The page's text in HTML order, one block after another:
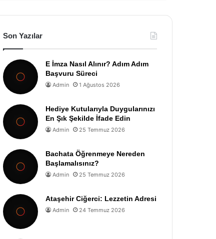
Son Yazılar
E İmza Nasıl Alınır? Adım Adım
Başvuru Süreci
Admin 1 Ağustos 2026
Hediye Kutularıyla Duygularınızı
En Şık Şekilde İfade Edin
Admin 25 Temmuz 2026
Bachata Öğrenmeye Nereden
Başlamalısınız?
Admin 25 Temmuz 2026
Ataşehir Ciğerci: Lezzetin Adresi
Admin 24 Temmuz 2026